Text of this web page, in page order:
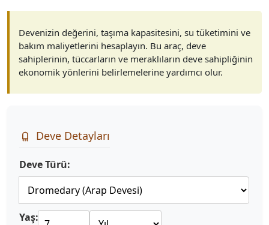
Devenizin değerini, taşıma kapasitesini, su tüketimini ve
bakım maliyetlerini hesaplayın. Bu araç, deve
sahiplerinin, tüccarların ve meraklıların deve sahipliğinin
ekonomik yönlerini belirlemelerine yardımcı olur.
Deve Detayları
Deve Türü:
Yaş: